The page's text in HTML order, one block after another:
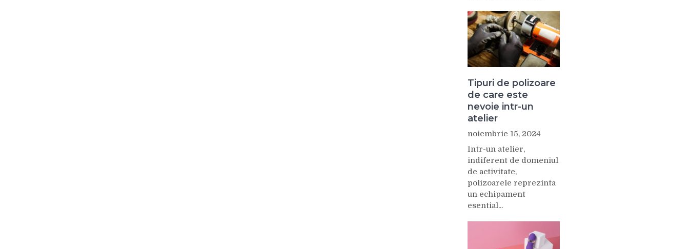
Tipuri de polizoare
de care este
nevoie intr-un
atelier
noiembrie 15, 2024
Intr-un atelier,
indiferent de domeniul
de activitate,
polizoarele reprezinta
un echipament
esential...